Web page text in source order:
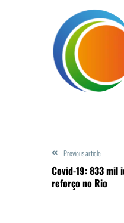
Previous article
Covid-19: 833 mil
reforço no Rio